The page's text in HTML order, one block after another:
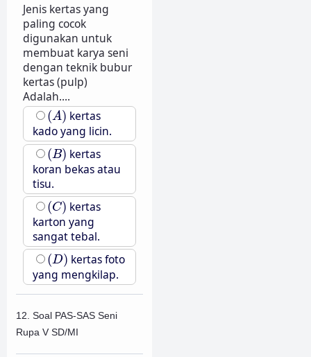
Jenis kertas yang
paling cocok
digunakan untuk
membuat karya seni
dengan teknik bubur
kertas (pulp)
Adalah....
(A)
(A) kertas
kado yang licin.
(B)
(B) kertas
koran bekas atau
tisu.
(C)
(C) kertas
karton yang
sangat tebal.
(D)
(D) kertas foto
yang mengkilap.
12. Soal PAS-SAS Seni
Rupa V SD/MI